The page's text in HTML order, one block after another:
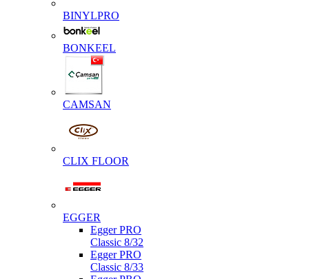
BINYLPRO
BONKEEL
CAMSAN
CLIX FLOOR
EGGER
Egger PRO
Classic 8/32
Egger PRO
Classic 8/33